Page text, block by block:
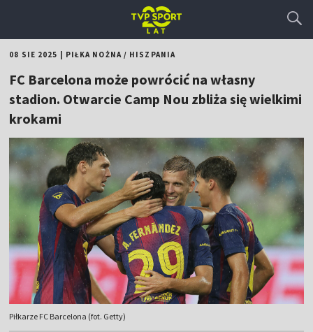
08 SIE 2025 PIŁKA NOŻNA/ HISZPANIA
FC Barcelona może powrócić na własny
stadion. Otwarcie Camp Nou zbliża się wielkimi
krokami
Piłkarze FC Barcelona (fot. Getty)